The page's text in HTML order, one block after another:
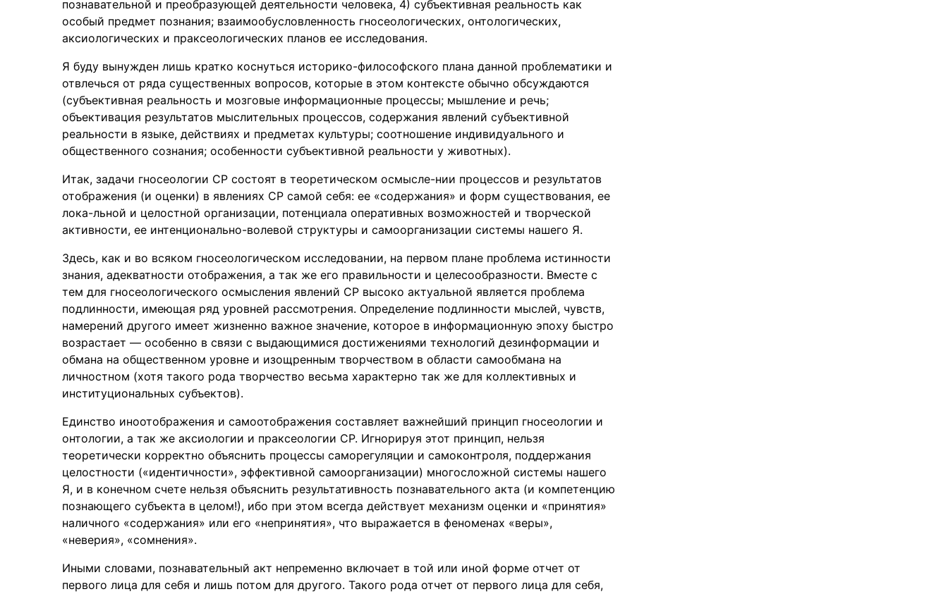
познавательной и преобразующей деятельности человека, 4) субъективная реальность как
особый предмет познания; взаимообусловленность гносеологических, онтологических,
аксиологических и праксеологических планов ее исследования.
Я буду вынужден лишь кратко коснуться историко-философского плана данной проблематики и
отвлечься от ряда существенных вопросов, которые в этом контексте обычно обсуждаются
(субъективная реальность и мозговые информационные процессы; мышление и речь;
объективация результатов мыслительных процессов, содержания явлений субъективной
реальности в языке, действиях и предметах культуры; соотношение индивидуального и
общественного сознания; особенности субъективной реальности у животных).
Итак, задачи гносеологии СР состоят в теоретическом осмысле-нии процессов и результатов
отображения (и оценки) в явлениях СР самой себя: ее «содержания» и форм существования, ее
лока-льной и целостной организации, потенциала оперативных возможностей и творческой
активности, ее интенционально-волевой структуры и самоорганизации системы нашего Я.
Здесь, как и во всяком гносеологическом исследовании, на первом плане проблема истинности
знания, адекватности отображения, а так же его правильности и целесообразности. Вместе с
тем для гносеологического осмысления явлений СР высоко актуальной является проблема
подлинности, имеющая ряд уровней рассмотрения. Определение подлинности мыслей, чувств,
намерений другого имеет жизненно важное значение, которое в информационную эпоху быстро
возрастает — особенно в связи с выдающимися достижениями технологий дезинформации и
обмана на общественном уровне и изощренным творчеством в области самообмана на
личностном (хотя такого рода творчество весьма характерно так же для коллективных и
институциональных субъектов).
Единство иноотображения и самоотображения составляет важнейший принцип гносеологии и
онтологии, а так же аксиологии и праксеологии СР. Игнорируя этот принцип, нельзя
теоретически корректно объяснить процессы саморегуляции и самоконтроля, поддержания
целостности («идентичности», эффективной самоорганизации) многосложной системы нашего
Я, и в конечном счете нельзя объяснить результативность познавательного акта (и компетенцию
познающего субъекта в целом!), ибо при этом всегда действует механизм оценки и «принятия»
наличного «содержания» или его «непринятия», что выражается в феноменах «веры»,
«неверия», «сомнения».
Иными словами, познавательный акт непременно включает в той или иной форме отчет от
первого лица для себя и лишь потом для другого. Такого рода отчет от первого лица для себя,